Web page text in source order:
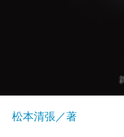
松本清張／著